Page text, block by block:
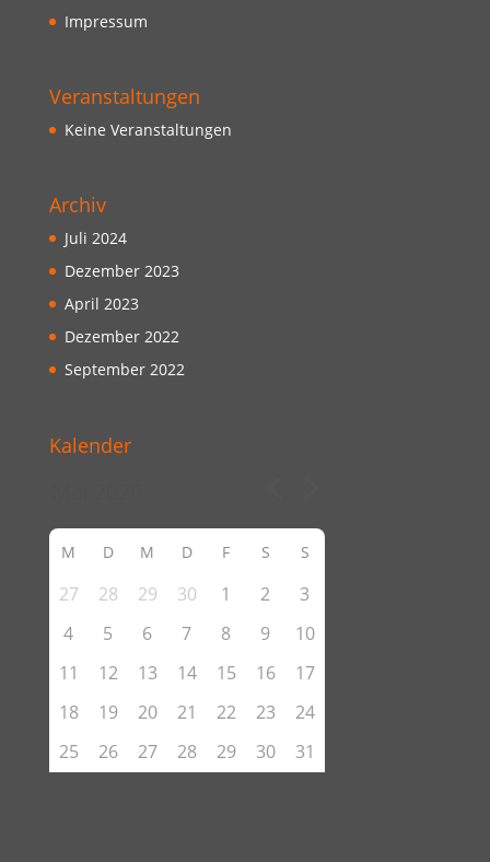
Impressum
Veranstaltungen
Keine Veranstaltungen
Archiv
Juli 2024
Dezember 2023
April 2023
Dezember 2022
September 2022
Kalender
M D M D F S S
27 28 29 30 1 2
3
4
5 6 7 8 9
10
11
12 13 14 15 16
17
18
19 20 21 22 23
24
25
26 27 28 29 30 31